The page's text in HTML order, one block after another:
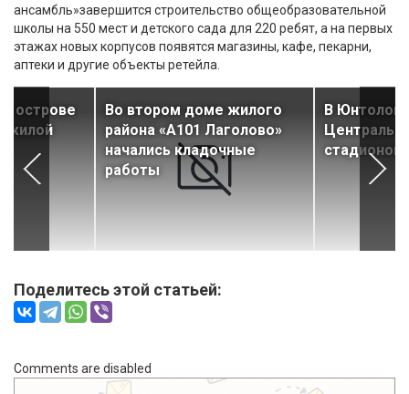
ансамбль»завершится строительство общеобразовательной
школы на 550 мест и детского сада для 220 ребят, а на первых
этажах новых корпусов появятся магазины, кафе, пекарни,
аптеки и другие объекты ретейла.
острове
жилой
Во втором доме жилого
района «А101 Лаголово»
начались кладочные
работы
В
стадионом
Поделитесь этой статьей:
Comments are disabled